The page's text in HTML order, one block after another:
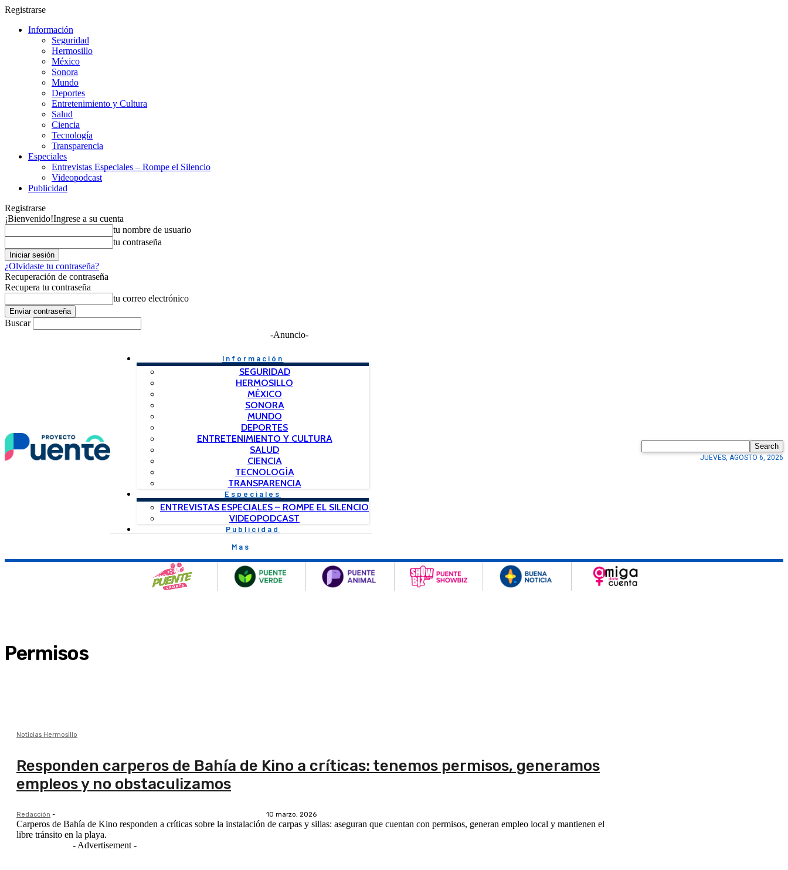
Registrarse
Información
Seguridad
Hermosillo
México
Sonora
Mundo
Deportes
Entretenimiento y Cultura
Salud
Ciencia
Tecnología
Transparencia
Especiales
Entrevistas Especiales – Rompe el Silencio
Videopodcast
Publicidad
Registrarse
¡Bienvenido!Ingrese a su cuenta
tu nombre de usuario
tu contraseña
¿Olvidaste tu contraseña?
Recuperación de contraseña
Recupera tu contraseña
tu correo electrónico
Buscar
-Anuncio-
Información
SEGURIDAD
HERMOSILLO
MÉXICO
SONORA
MUNDO
DEPORTES
ENTRETENIMIENTO Y CULTURA
SALUD
CIENCIA
TECNOLOGÍA
TRANSPARENCIA
Especiales
ENTREVISTAS ESPECIALES – ROMPE EL SILENCIO
VIDEOPODCAST
Publicidad
Mas
Search
JUEVES, AGOSTO 6, 2026
Permisos
Noticias Hermosillo
Responden carperos de Bahía de Kino a críticas: tenemos permisos, generamos
empleos y no obstaculizamos
Redacción - 10 marzo, 2026
Carperos de Bahía de Kino responden a críticas sobre la instalación de carpas y sillas: aseguran que cuentan con permisos, generan empleo local y mantienen el
libre tránsito en la playa.
- Advertisement -